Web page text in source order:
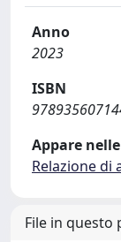
Anno
2023
ISBN
Appare
Relazione di
File in questo